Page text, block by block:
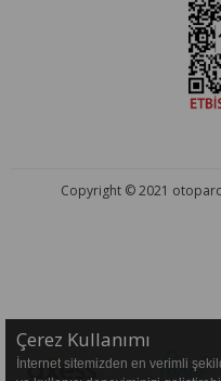
Copyright © 2021
Çerez Kullanımı
İnternet sitemizden en verimli